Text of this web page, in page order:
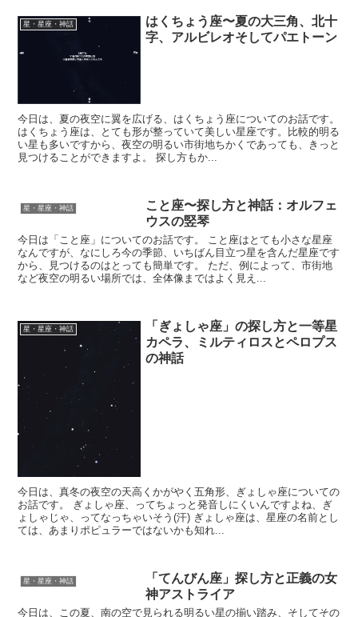
星・星座・神話
はくちょう座〜夏の大三角、北十
字、アルビレオそしてパエトーン
今日は、夏の夜空に翼を広げる、はくちょう座についてのお話です。
はくちょう座は、とても形が整っていて美しい星座です。比較的明る
い星も多いですから、夜空の明るい市街地ちかくであっても、きっと
見つけることができますよ。 探し方もか...
星・星座・神話
こと座〜探し方と神話：オルフェ
ウスの竪琴
今日は「こと座」についてのお話です。 こと座はとても小さな星座
なんですが、なにしろ今の季節、いちばん目立つ星を含んだ星座です
から、見つけるのはとっても簡単です。 ただ、例によって、市街地
など夜空の明るい場所では、全体像まではよく見え...
星・星座・神話
「ぎょしゃ座」の探し方と一等星
カペラ、ミルティロスとペロプス
の神話
今日は、真冬の夜空の天高くかがやく五角形、ぎょしゃ座についての
お話です。 ぎょしゃ座、ってちょっと発音しにくいんですよね、ぎ
ょしゃじゃ、ってなっちゃいそう(汗) ぎょしゃ座は、星座の名前とし
ては、あまりポピュラーではないかも知れ...
星・星座・神話
「てんびん座」探し方と正義の女
神アストライア
今日は、この夏、南の空で見られる明るい星の揃い踏み、そしてその